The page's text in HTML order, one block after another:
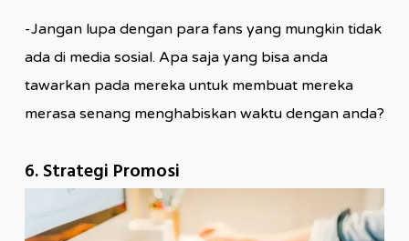
-Jangan lupa dengan para fans yang mungkin tidak
ada di media sosial. Apa saja yang bisa anda
tawarkan pada mereka untuk membuat mereka
merasa senang menghabiskan waktu dengan anda?
6. Strategi Promosi